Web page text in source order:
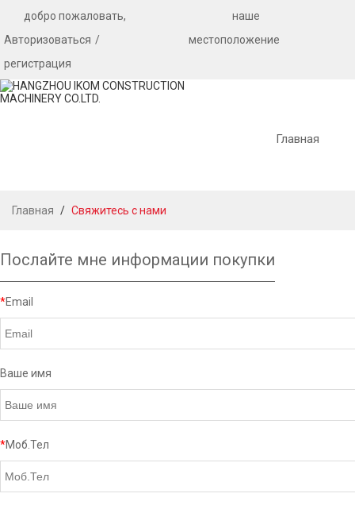
добро пожаловать,
Авторизоваться /
регистрация
наше
местоположение
Главная
ОКАЗАНИЕ
Главная / Свяжитесь с нами
Послайте мне информации покупки
*Email
Ваше имя
*Моб.Тел